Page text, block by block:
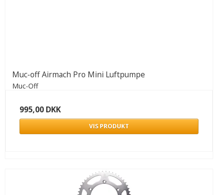
Muc-off Airmach Pro Mini Luftpumpe
Muc-Off
995,00 DKK
VIS PRODUKT